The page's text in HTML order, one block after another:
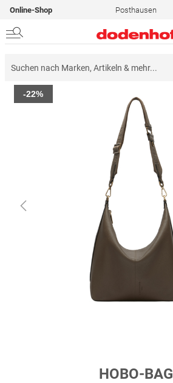
Online-Shop Posthausen
Zum
Ende
-22%
HOBO-BAG